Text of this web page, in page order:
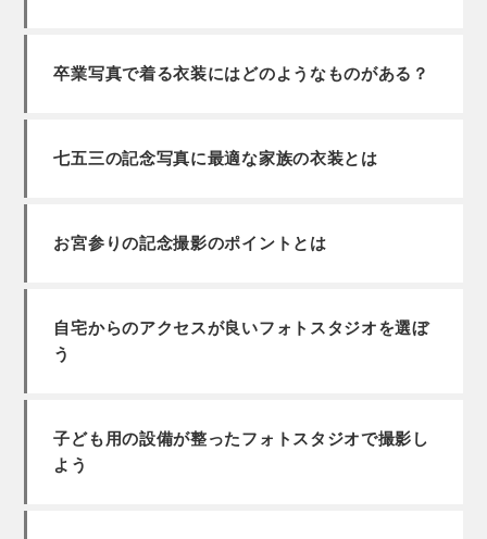
卒業写真で着る衣装にはどのようなものがある？
七五三の記念写真に最適な家族の衣装とは
お宮参りの記念撮影のポイントとは
自宅からのアクセスが良いフォトスタジオを選ぼ
う
子ども用の設備が整ったフォトスタジオで撮影し
よう